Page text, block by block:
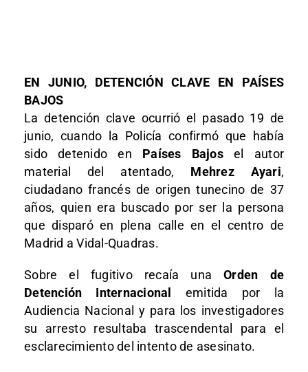
EN JUNIO, DETENCIÓN CLAVE EN PAÍSES
BAJOS
La detención clave ocurrió el pasado 19 de
junio, cuando la Policía confirmó que había
sido detenido en Países Bajosel autor
material del atentado, Mehrez Ayari,
ciudadano francés de origen tunecino de 37
años, quien era buscado por ser la persona
que disparó en plena calle en el centro de
Madrid a Vidal-Quadras.
Sobre el fugitivo recaía unaOrden de
Detención Internacional
emitida por la
Audiencia Nacional y para los investigadores
su arresto resultaba trascendental para el
esclarecimiento del intento de asesinato.